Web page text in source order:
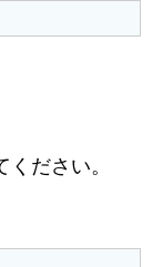
ださい。